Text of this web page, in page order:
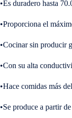
•Es duradero hasta
•Proporciona el
•Cocinar sin producir
•Con su alta
•Hace comidas más
•Se produce a partir